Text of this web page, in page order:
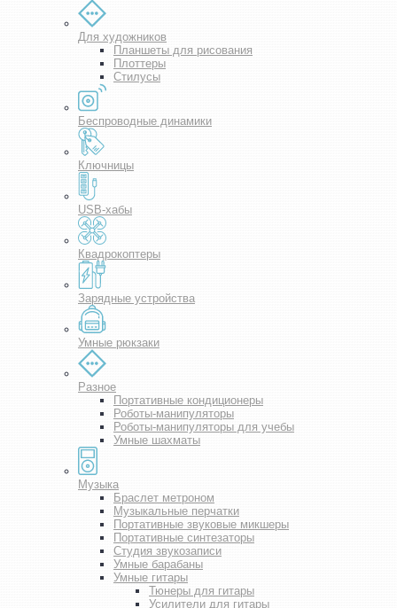
Для художников
Планшеты для рисования
Плоттеры
Стилусы
Беспроводные динамики
Ключницы
USB-хабы
Квадрокоптеры
Зарядные устройства
Умные рюкзаки
Разное
Портативные кондиционеры
Роботы-манипуляторы
Роботы-манипуляторы для учебы
Умные шахматы
Музыка
Браслет метроном
Музыкальные перчатки
Портативные звуковые микшеры
Портативные синтезаторы
Студия звукозаписи
Умные барабаны
Умные гитары
Тюнеры для гитары
Усилители для гитары